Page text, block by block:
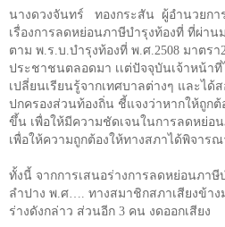
นางดวงจันทร์ ทองกระสัน
ผู้อำนวยกา
เรื่องการลดหย่อนภาษีบำรุงท้องที่ ที่ผ่า
ตาม พ ร บ บำรุงท้องที่ พ ศ .2508 มาตรา
ประชาชนตลอดมา เเต่ปัจจุบันเจ้าหน้า
เปลี่ยนเรียนรู้จากเทศบาลต่างๆ และได้
ปกครองส่วนท้องถิ่น ชี้แจงว่าหากให้ถูก
ขึ้น เพื่อให้มีความชัดเจนในการลดหย่อ
เพื่อให้ความถูกต้องให้ทางสภาได้พิจารณ
ทั้งนี้ จากการเสนอร่างการลดหย่อนภาษี
ลำปาง พ ศ ทางสมาชิกสภาเสียงข้าง
ร่างดังกล่าว ส่วนอีก 3 คน งดออกเสียง